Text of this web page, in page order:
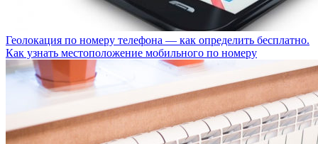
Геолокация по номеру телефона — как определить бесплатно.
Как узнать местоположение мобильного по номеру